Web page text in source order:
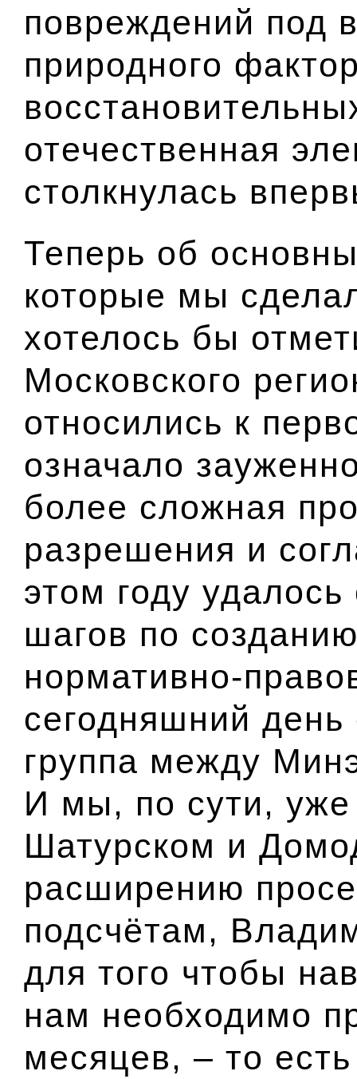
повреждений под
природного
отечественная
столкнулась
Теперь об
которые мы
хотелось бы
Московского
относились к
означало
более сложная
разрешения и
этом году
шагов по
нормативно-
сегодняшний день
группа между
И мы, по сути, уже
Шатурском и
расширению
подсчётам,
для того чтобы
нам необходимо
месяцев, – то